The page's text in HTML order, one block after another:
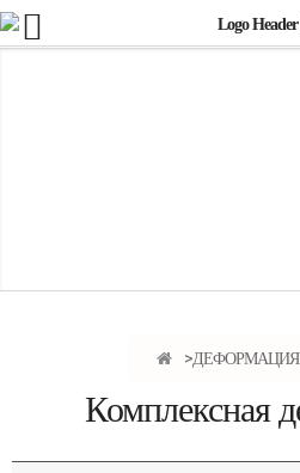
ДЕФОРМАЦИЯ
Комплексная